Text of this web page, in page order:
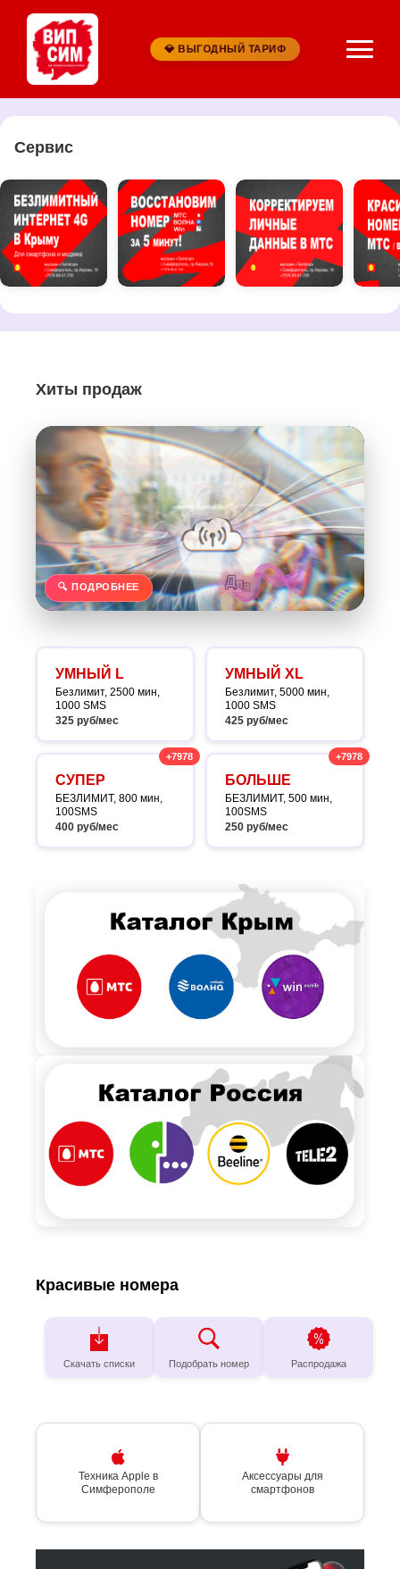
💎 ВЫГОДНЫЙ ТАРИФ
Сервис
Хиты продаж
🔍 ПОДРОБНЕЕ
УМНЫЙ L
Безлимит, 2500 мин,
1000 SMS
325 руб/мес
УМНЫЙ XL
Безлимит, 5000 мин,
1000 SMS
425 руб/мес
+7978
СУПЕР
БЕЗЛИМИТ, 800 мин,
100SMS
400 руб/мес
+7978
БОЛЬШЕ
БЕЗЛИМИТ, 500 мин,
100SMS
250 руб/мес
Техника Apple в
Симферополе
Аксессуары для
смартфонов